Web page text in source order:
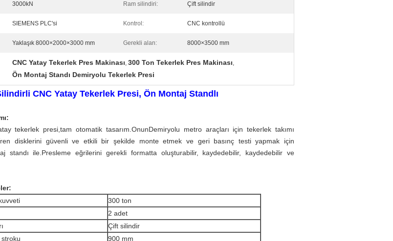
3000kN Ram silindiri: Çift silindir
SIEMENS PLC'si Kontrol: CNC kontrollü
Yaklaşık 8000×2000×3000 mm Gerekli alan: 8000×3500 mm
CNC Yatay Tekerlek Pres Makinası, 300 Ton Tekerlek Pres Makinası,
Ön Montaj Standı Demiryolu Tekerlek Presi
CNC Yatay Tekerlek Presi, Ön Montaj Standlı
tekerlek presi,tam otomatik tasarım.OnunDemiryolu metro araçları için tekerlek takımı
disklerini güvenli ve etkili bir şekilde monte etmek ve geri basınç testi yapmak için
standı ile.Presleme eğrilerini gerekli formatta oluşturabilir, kaydedebilir, kaydedebilir ve
300 ton
2 adet
Çift silindir
900 mm